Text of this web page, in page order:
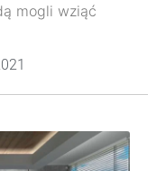
mogli wziąć